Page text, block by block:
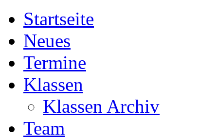
Startseite
Neues
Termine
Klassen
Klassen Archiv
Team